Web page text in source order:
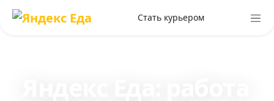
Стать курьером